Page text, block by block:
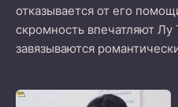
отказывается от его
скромность впечатляют
завязываются